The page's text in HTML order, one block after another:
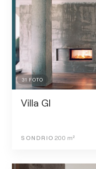
31 FOTO
Villa GI
SONDRIO 200 m²